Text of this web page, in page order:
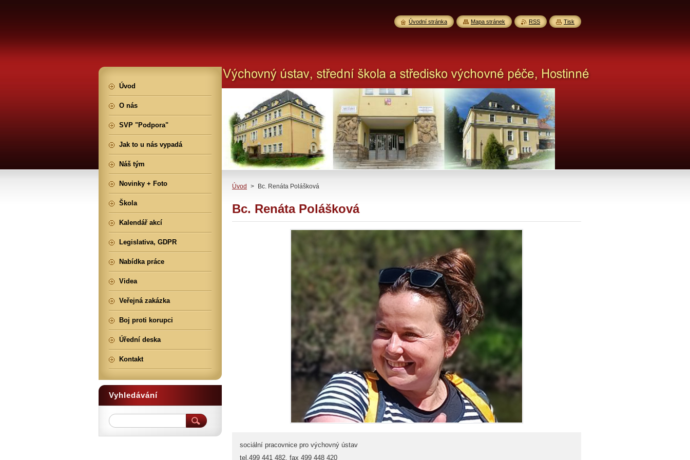
Úvod > Bc. Renáta Polášková
Bc. Renáta Polášková
sociální pracovnice pro výchovný ústav
tel.499 441 482, fax 499 448 420
Úvod
O nás
SVP "Podpora"
Jak to u nás vypadá
Náš tým
Novinky + Foto
Škola
Kalendář akcí
Legislativa, GDPR
Nabídka práce
Videa
Veřejná zakázka
Boj proti korupci
Úřední deska
Kontakt
Vyhledávání
Úvodní stránka Mapa stránek RSS Tisk